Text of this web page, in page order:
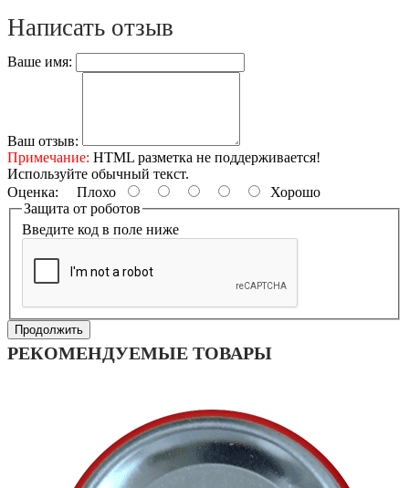
Написать отзыв
Ваше имя:
Ваш отзыв:
Примечание: HTML разметка не поддерживается!
Используйте обычный текст.
Оценка: Плохо
Хорошо
Защита от роботов
Введите код в поле ниже
Продолжить
РЕКОМЕНДУЕМЫЕ ТОВАРЫ